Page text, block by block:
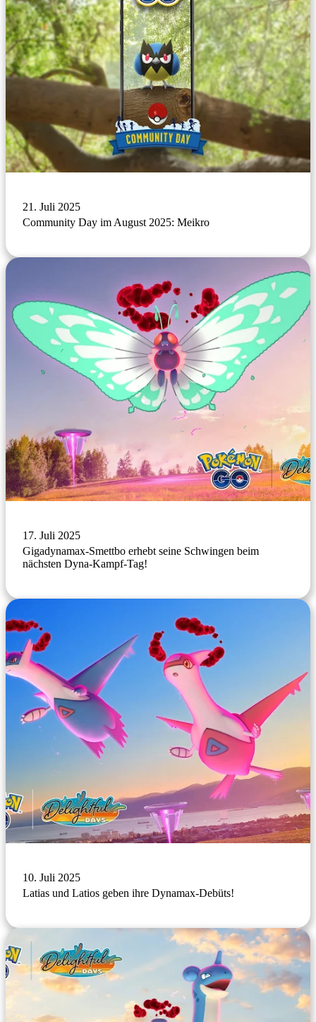
21. Juli 2025
Community Day im August 2025: Meikro
17. Juli 2025
Gigadynamax-Smettbo erhebt seine Schwingen beim
nächsten Dyna-Kampf-Tag!
10. Juli 2025
Latias und Latios geben ihre Dynamax-Debüts!